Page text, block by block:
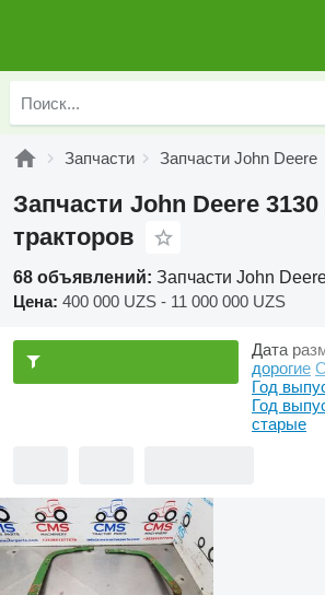
Запчасти Запчасти John Deere
Запчасти John Deere
тракторов
68 объявлений: Запчасти John
Цена: 400 000 UZS - 11 000 000 UZS
Дата
дорогие
Год
Год
старые